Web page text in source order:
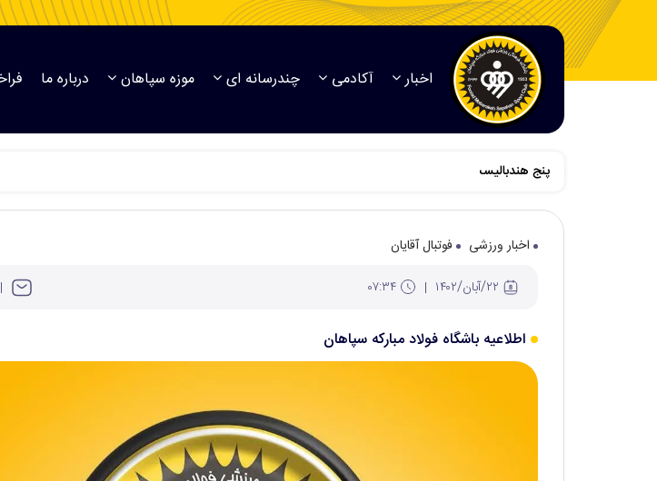
اخبار آکادمی چندرسانه ای موزه سپاهان درباره ما
پنج هندبالیست فولاد مبارکه سپاهان به اردوی تیم ملی بانوان دعوت شدند
اخبار ورزشی
فوتبال آقایان
اطلاعیه باشگاه فولاد مبارکه سپاهان